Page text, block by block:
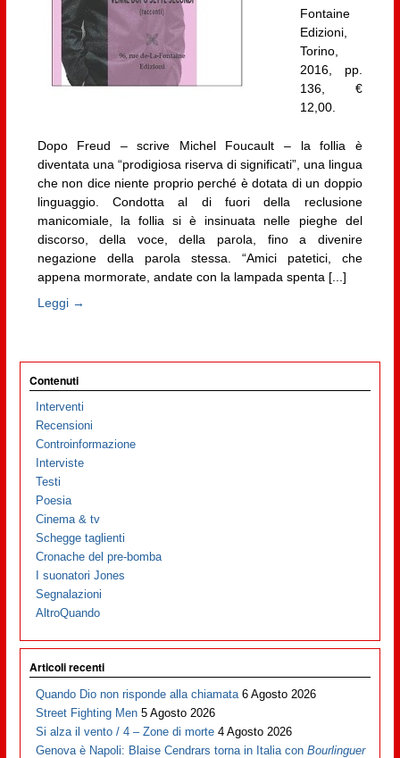
Fontaine
Edizioni,
Torino,
2016, pp.
136, €
12,00.
Dopo Freud – scrive Michel Foucault – la follia è
diventata una “prodigiosa riserva di significati”, una lingua
che non dice niente proprio perché è dotata di un doppio
linguaggio. Condotta al di fuori della reclusione
manicomiale, la follia si è insinuata nelle pieghe del
discorso, della voce, della parola, fino a divenire
negazione della parola stessa. “Amici patetici, che
appena mormorate, andate con la lampada spenta [...]
Leggi →
Contenuti
Interventi
Recensioni
Controinformazione
Interviste
Testi
Poesia
Cinema & tv
Schegge taglienti
Cronache del pre-bomba
I suonatori Jones
Segnalazioni
AltroQuando
Articoli recenti
Quando Dio non risponde alla chiamata 6 Agosto 2026
Street Fighting Men 5 Agosto 2026
Si alza il vento / 4 – Zone di morte 4 Agosto 2026
Genova è Napoli: Blaise Cendrars torna in Italia conBourlinguer